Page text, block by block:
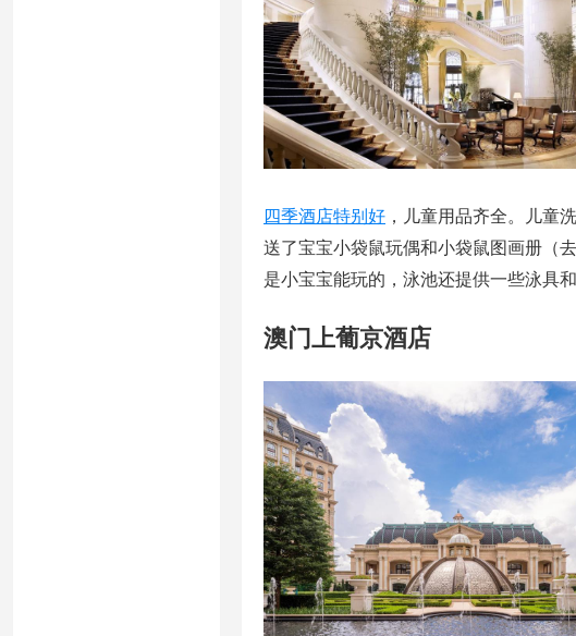
四季酒店特别好 ，儿童用品齐全。儿童
送了宝宝小袋鼠玩偶和小袋鼠图画册（
是小宝宝能玩的，泳池还提供一些泳具
澳门上葡京酒店